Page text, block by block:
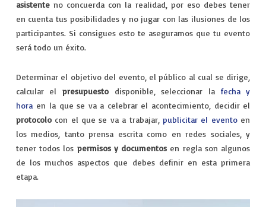
asistenteno concuerda con la realidad, por eso debes tener
en cuenta tus posibilidades y no jugar con las ilusiones de los
participantes. Si consigues esto te aseguramos que tu evento
será todo un éxito.
Determinar el objetivo del evento, el público al cual se dirige,
calcular elpresupuesto disponible, seleccionar la fecha y
horaen la que se va a celebrar el acontecimiento, decidir el
protocolocon el que se va a trabajar, publicitar el eventoen
los medios, tanto prensa escrita como en redes sociales, y
tener todos los permisos y documentos en regla son algunos
de los muchos aspectos que debes definir en esta primera
etapa.